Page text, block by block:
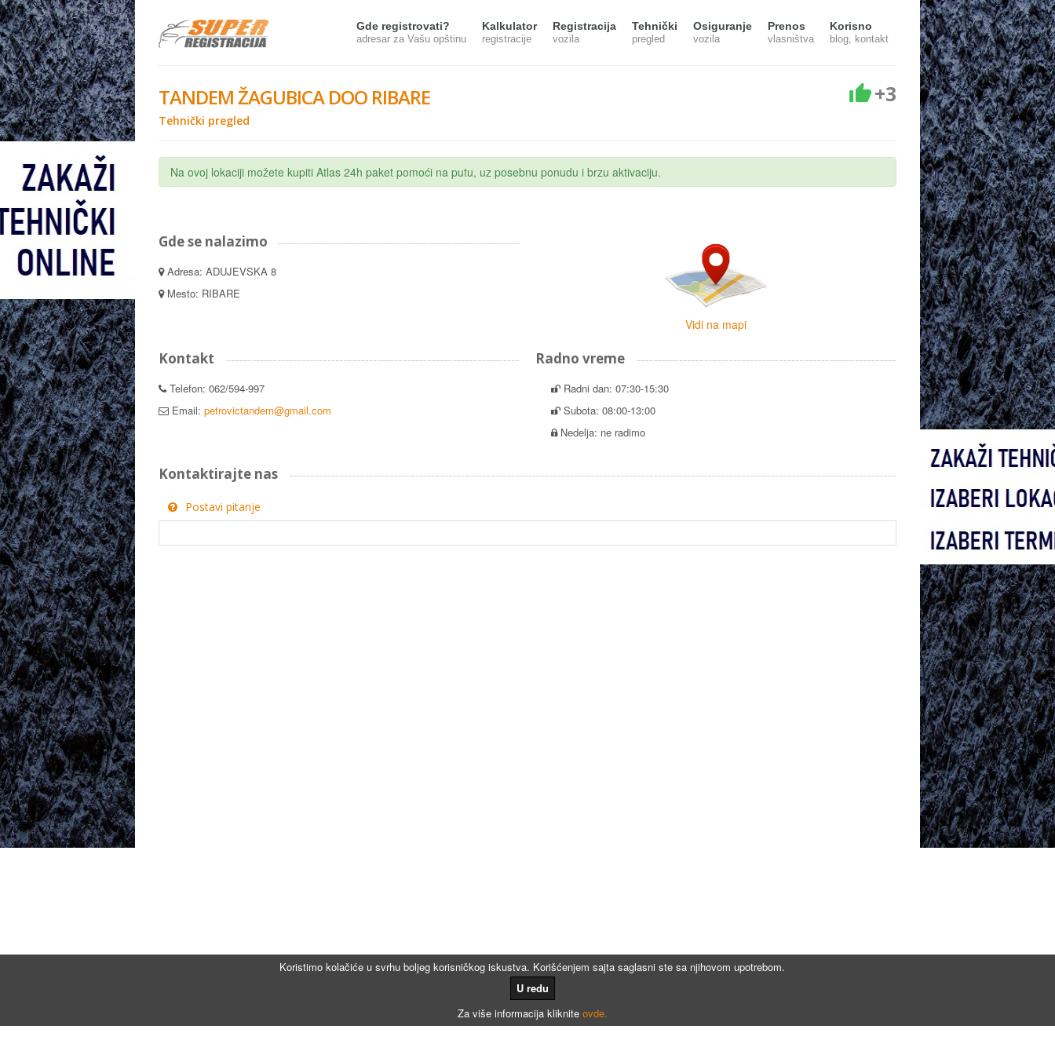
Koristimo kolačiće u svrhu boljeg korisničkog iskustva. Korišćenjem sajta saglasni ste sa njihovom upotrebom.
U redu
Za više informacija kliknite ovde.
Gde registrovati?
adresar za Vašu opštinu
Kalkulator
registracije
Registracija
vozila
Tehnički
pregled
Osiguranje
vozila
Prenos
vlasništva
Korisno
blog, kontakt
TANDEM ŽAGUBICA DOO RIBARE
Tehnički pregled
+3
Na ovoj lokaciji možete kupiti Atlas 24h paket pomoći na putu, uz posebnu ponudu i brzu aktivaciju.
Gde se nalazimo
Adresa: ADUJEVSKA 8
Mesto: RIBARE
Vidi na mapi
Kontakt
Telefon: 062/594-997
Email: petrovictandem@gmail.com
Radno vreme
Radni dan: 07:30-15:30
Subota: 08:00-13:00
Nedelja: ne radimo
Kontaktirajte nas
Postavi pitanje
Kalkulatori Brzi linkovi